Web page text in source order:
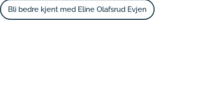
Bli bedre kjent med Eline Olafsrud Evjen